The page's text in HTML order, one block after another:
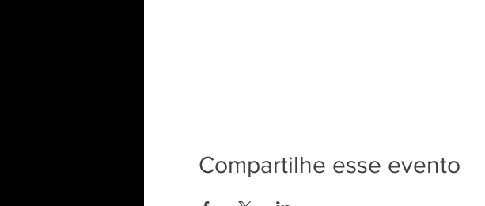
Compartilhe esse evento